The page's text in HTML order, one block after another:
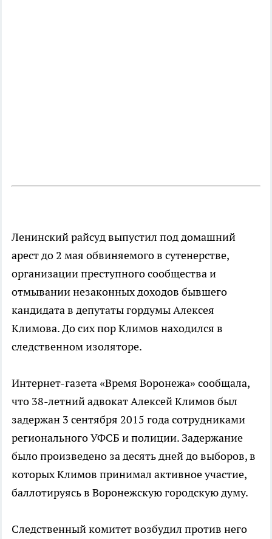
Ленинский райсуд выпустил под домашний
арест до 2 мая обвиняемого в сутенерстве,
организации преступного сообщества и
отмывании незаконных доходов бывшего
кандидата в депутаты гордумы Алексея
Климова. До сих пор Климов находился в
следственном изоляторе.
Интернет-газета «Время Воронежа» сообщала,
что 38-летний адвокат Алексей Климов был
задержан 3 сентября 2015 года сотрудниками
регионального УФСБ и полиции. Задержание
было произведено за десять дней до выборов, в
которых Климов принимал активное участие,
баллотируясь в Воронежскую городскую думу.
Следственный комитет возбудил против него